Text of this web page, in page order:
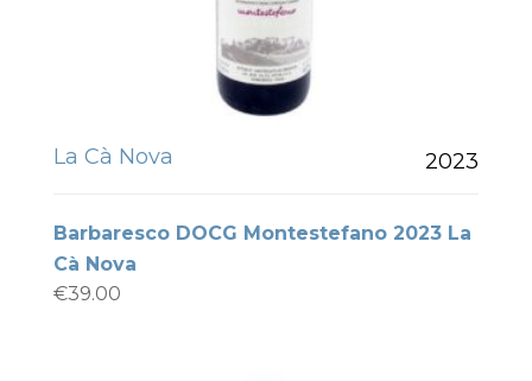
La Cà Nova 2023
Barbaresco DOCG Montestefano 2023 La
Cà Nova
€39.00